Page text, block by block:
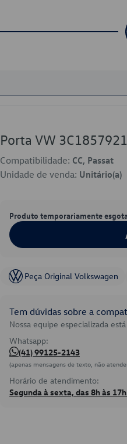
Porta VW
Compatibilidade: CC, Passat
Unidade de venda: Unitário(a)
Produto temporariamente
Peça Original Volkswagen
Tem dúvidas sobre a
Nossa equipe especializada
Whatsapp:
(41) 99125-2143
(apenas mensagens de texto, não
Horário de atendimento:
Segunda à sexta, das 8h às